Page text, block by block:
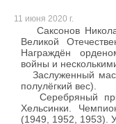
11 июня 2020 г.
Саксонов
Великой
Награждён
войны и
Заслуженный
полулёгкий вес).
Серебряный
Хельсинки.
(1949, 1952, 1953).